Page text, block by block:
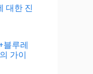
대한 진
블루레
가이